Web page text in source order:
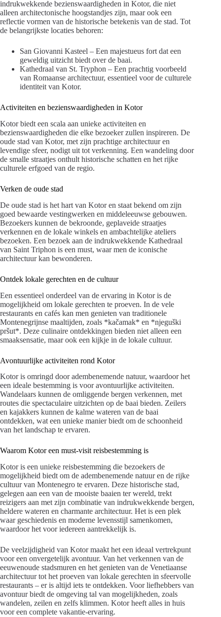
indrukwekkende bezienswaardigheden in Kotor, die niet
alleen architectonische hoogstandjes zijn, maar ook een
reflectie vormen van de historische betekenis van de stad. Tot
de belangrijkste locaties behoren:
San Giovanni Kasteel – Een majestueus fort dat een
geweldig uitzicht biedt over de baai.
Kathedraal van St. Tryphon – Een prachtig voorbeeld
van Romaanse architectuur, essentieel voor de culturele
identiteit van Kotor.
Activiteiten en bezienswaardigheden in Kotor
Kotor biedt een scala aan unieke activiteiten en
bezienswaardigheden die elke bezoeker zullen inspireren. De
oude stad van Kotor, met zijn prachtige architectuur en
levendige sfeer, nodigt uit tot verkenning. Een wandeling door
de smalle straatjes onthult historische schatten en het rijke
culturele erfgoed van de regio.
Verken de oude stad
De oude stad is het hart van Kotor en staat bekend om zijn
goed bewaarde vestingwerken en middeleeuwse gebouwen.
Bezoekers kunnen de bekroonde, geplaveide straatjes
verkennen en de lokale winkels en ambachtelijke ateliers
bezoeken. Een bezoek aan de indrukwekkende Kathedraal
van Saint Triphon is een must, waar men de iconische
architectuur kan bewonderen.
Ontdek lokale gerechten en de cultuur
Een essentieel onderdeel van de ervaring in Kotor is de
mogelijkheid om lokale gerechten te proeven. In de vele
restaurants en cafés kan men genieten van traditionele
Montenegrijnse maaltijden, zoals *kačamak* en *njeguški
pršut*. Deze culinaire ontdekkingen bieden niet alleen een
smaaksensatie, maar ook een kijkje in de lokale cultuur.
Avontuurlijke activiteiten rond Kotor
Kotor is omringd door adembenemende natuur, waardoor het
een ideale bestemming is voor avontuurlijke activiteiten.
Wandelaars kunnen de omliggende bergen verkennen, met
routes die spectaculaire uitzichten op de baai bieden. Zeilers
en kajakkers kunnen de kalme wateren van de baai
ontdekken, wat een unieke manier biedt om de schoonheid
van het landschap te ervaren.
Waarom Kotor een must-visit reisbestemming is
Kotor is een unieke reisbestemming die bezoekers de
mogelijkheid biedt om de adembenemende natuur en de rijke
cultuur van Montenegro te ervaren. Deze historische stad,
gelegen aan een van de mooiste baaien ter wereld, trekt
reizigers aan met zijn combinatie van indrukwekkende bergen,
heldere wateren en charmante architectuur. Het is een plek
waar geschiedenis en moderne levensstijl samenkomen,
waardoor het voor iedereen aantrekkelijk is.
De veelzijdigheid van Kotor maakt het een ideaal vertrekpunt
voor een onvergetelijk avontuur. Van het verkennen van de
eeuwenoude stadsmuren en het genieten van de Venetiaanse
architectuur tot het proeven van lokale gerechten in sfeervolle
restaurants – er is altijd iets te ontdekken. Voor liefhebbers van
avontuur biedt de omgeving tal van mogelijkheden, zoals
wandelen, zeilen en zelfs klimmen. Kotor heeft alles in huis
voor een complete vakantie-ervaring.